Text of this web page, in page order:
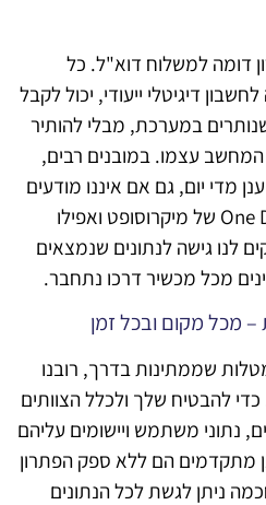
דומה למשלוח דוא"ל. כל
דיגיטלי ייעודי, יכול לקבל
שנותרים במערכת, מבלי להותיר
המחשב עצמו. במובנים רבים,
מדי יום, גם אם איננו מודעים
לכך. Google drive או One Drive של מיקרוסופט ואפילו
לנו גישה לנתונים שנמצאים
מכל מכשיר דרכו נתחבר.
מכל מקום ובכל זמן
שממתינות בדרך, רובנו
להבטיח שלך ולכלל הצוותים
נתוני משתמש ויישומים עליהם
מתקדמים הם ללא ספק הפתרון
ניתן לגשת לכל הנתונים